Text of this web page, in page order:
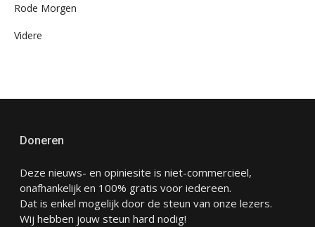
Rode Morgen
Videre
Doneren
Deze nieuws- en opiniesite is niet-commercieel,
onafhankelijk en 100% gratis voor iedereen.
Dat is enkel mogelijk door de steun van onze lezers.
Wij hebben jouw steun hard nodig!